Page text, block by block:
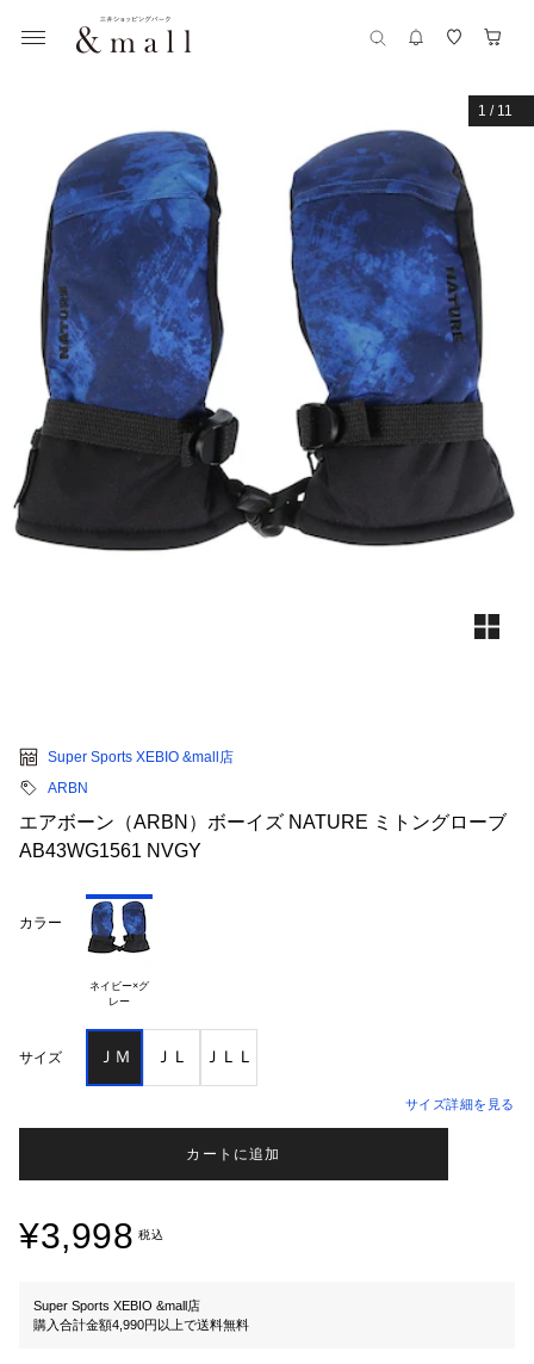
1 / 11
Super Sports XEBIO &mall店
ARBN
エアボーン（ARBN）ボーイズ NATURE ミトングローブ
AB43WG1561 NVGY
カラー
ネイビー×グ
サイズ ＪＭ ＪＬ ＪＬＬ
サイズ詳細を見る
カートに追加
¥3,998 税込
Super Sports XEBIO &mall店
購入合計金額4,990円以上で送料無料